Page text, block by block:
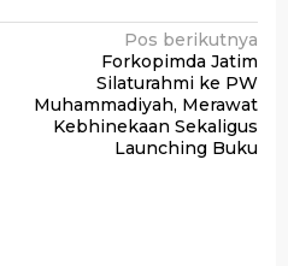
Pos berikutnya
Forkopimda Jatim
Silaturahmi ke PW
Muhammadiyah, Merawat
Kebhinekaan Sekaligus
Launching Buku